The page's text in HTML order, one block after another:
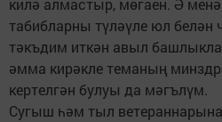
килә алмастыр, мөгаен. Ә
табибларны түләүле юл
тәкъдим иткән авыл
әмма кирәкле теманың
кертелгән булуы да мәгълүм.
Сугыш һәм тыл